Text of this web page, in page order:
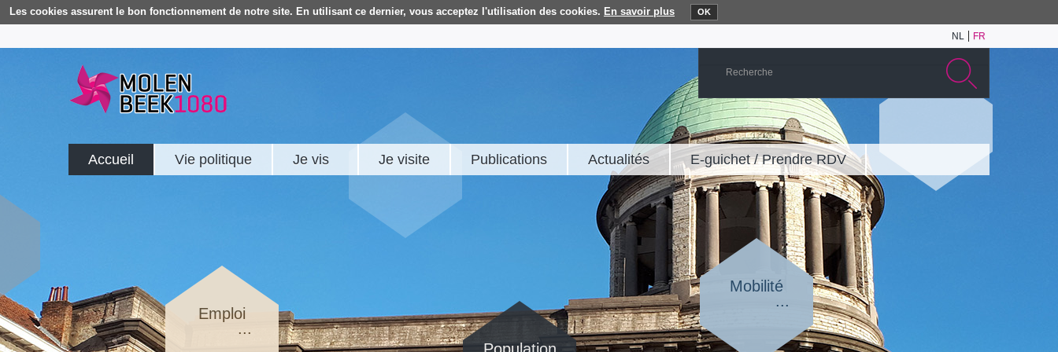
Les cookies assurent le bon fonctionnement de notre site. En utilisant ce dernier, vous acceptez l'utilisation des cookies. En savoir plus OK
NL FR
Accueil Vie politique Je vis Je visite Publications Actualités E-guichet / Prendre RDV
Emploi
...
Mobilité
...